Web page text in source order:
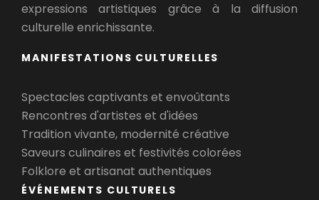
expressions artistiques grâce à la diffusion
culturelle enrichissante.
MANIFESTATIONS CULTURELLES
Spectacles captivants et envoûtants
Rencontres d'artistes et d'idées
Tradition vivante, modernité créative
Saveurs culinaires et festivités colorées
Folklore et artisanat authentiques
ÉVÉNEMENTS CULTURELS